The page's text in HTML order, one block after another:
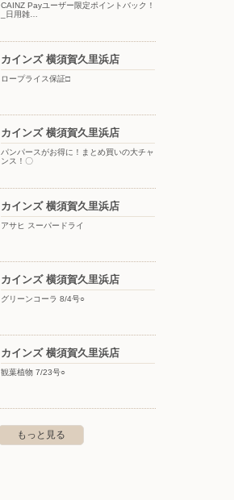
CAINZ Payユーザー限定ポイントバック！
_日用雑…
カインズ 横須賀久里浜店
ロープライス保証□
カインズ 横須賀久里浜店
パンパースがお得に！まとめ買いの大チャ
ンス！〇
カインズ 横須賀久里浜店
アサヒ スーパードライ
カインズ 横須賀久里浜店
グリーンコーラ 8/4号○
カインズ 横須賀久里浜店
観葉植物 7/23号○
もっと見る